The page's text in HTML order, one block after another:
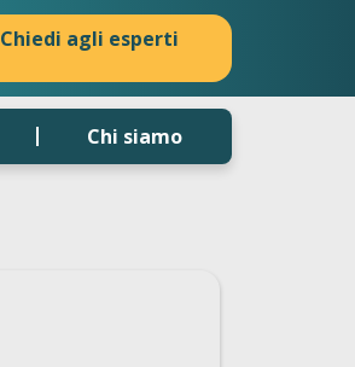
Chiedi agli esperti
Chi siamo